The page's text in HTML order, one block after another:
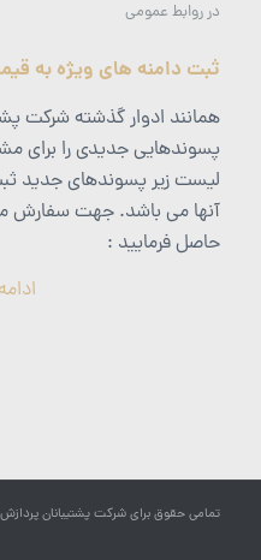
درروابط عمومی
ثبت دامنه های ویژه به
همانند ادوار گذشته شرکت
پسوندهایی جدیدی را برای
لیست زیر پسوندهای جدید
آنها می باشد. جهت سفارش
حاصل فرمایید :
تمامی حقوق برای شرکت پشتیبانان